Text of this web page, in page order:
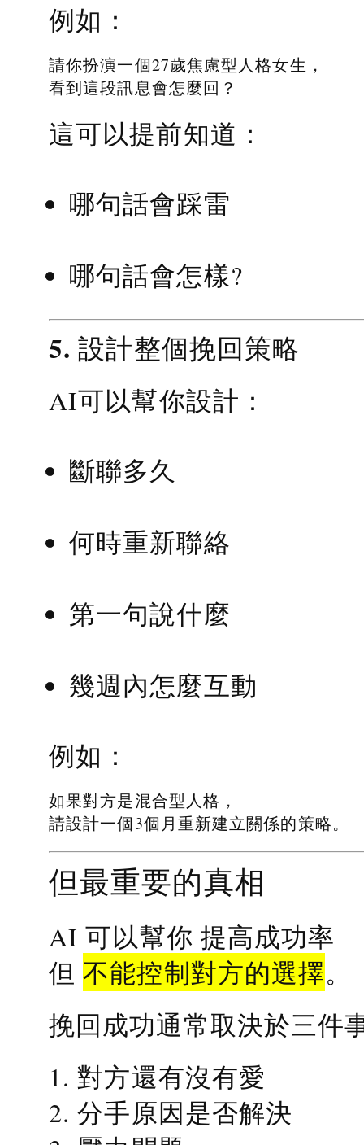
例如：
請你扮演一個27歲焦慮型人格女生，
看到這段訊息會怎麼回？
這可以提前知道：
哪句話會踩雷
哪句話會怎樣?
5. 設計整個挽回策略
AI可以幫你設計：
斷聯多久
何時重新聯絡
第一句說什麼
幾週內怎麼互動
例如：
如果對方是混合型人格，
請設計一個3個月重新建立關係的策略。
但最重要的真相
AI 可以幫你 提高成功率
但不能控制對方的選擇。
挽回成功通常取決於三件
1. 對方還有沒有愛
2. 分手原因是否解決